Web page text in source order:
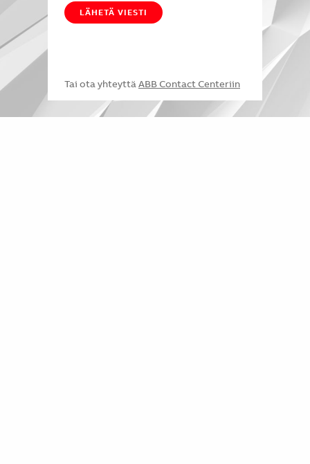
LÄHETÄ VIESTI
Tai ota yhteyttäABB Contact Centeriin